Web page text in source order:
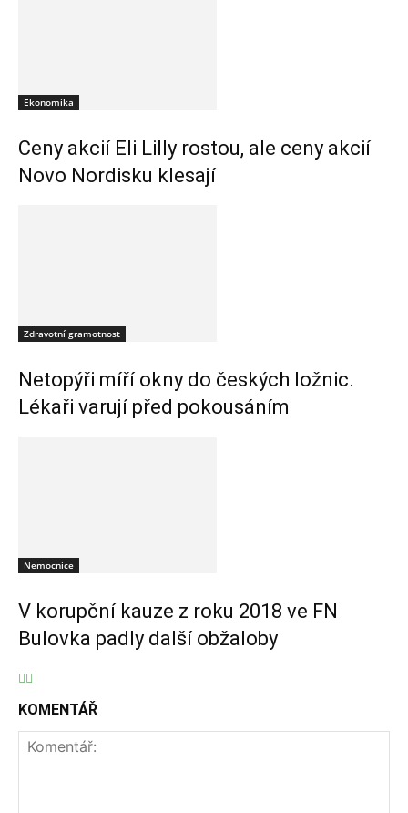
Ekonomika
Ceny akcií Eli Lilly rostou, ale ceny akcií
Novo Nordisku klesají
Zdravotní gramotnost
Netopýři míří okny do českých ložnic.
Lékaři varují před pokousáním
Nemocnice
V korupční kauze z roku 2018 ve FN
Bulovka padly další obžaloby
KOMENTÁŘ